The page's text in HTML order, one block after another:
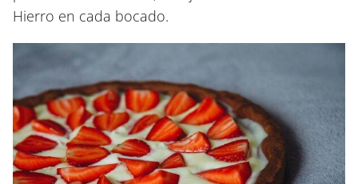
Hierro en cada bocado.